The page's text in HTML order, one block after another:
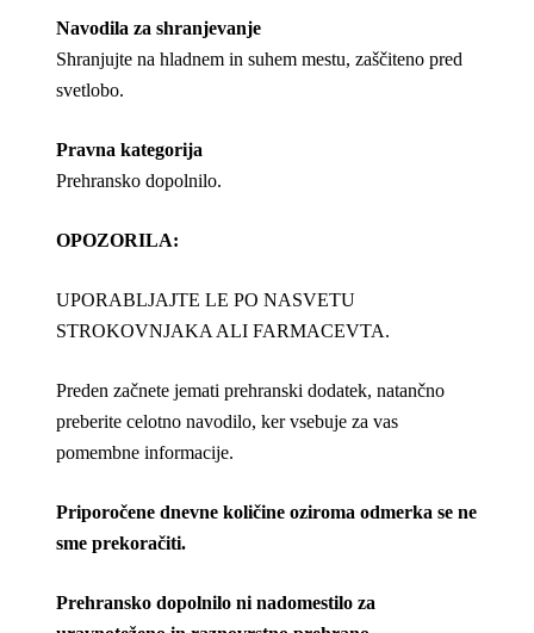
Navodila za shranjevanje
Shranjujte na hladnem in suhem mestu, zaščiteno pred
svetlobo.
Pravna kategorija
Prehransko dopolnilo.
OPOZORILA:
UPORABLJAJTE LE PO NASVETU
STROKOVNJAKA ALI FARMACEVTA.
Preden začnete jemati prehranski dodatek, natančno
preberite celotno navodilo, ker vsebuje za vas
pomembne informacije.
Priporočene dnevne količine oziroma odmerka se ne
sme prekoračiti.
Prehransko dopolnilo ni nadomestilo za